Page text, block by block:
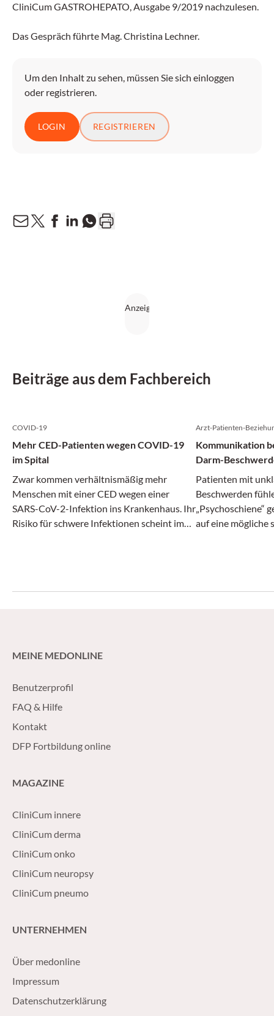
CliniCum GASTROHEPATO, Ausgabe 9/2019 nachzulesen.
Das Gespräch führte Mag. Christina Lechner.
Um den Inhalt zu sehen, müssen Sie sich einloggen
oder registrieren.
LOGIN REGISTRIEREN
Beiträge aus dem Fachbereich
COVID-19
Mehr CED-Patienten wegen COVID-19
im Spital
Zwar kommen verhältnismäßig mehr
Menschen mit einer CED wegen einer
SARS-CoV-2-Infektion ins Krankenhaus. Ihr
Risiko für schwere Infektionen scheint im
Arzt-Patienten-
Kommunikation
Darm-
Patienten mit
Beschwerden
„Psychoschiene“
auf eine mögliche
MEINE MEDONLINE
Benutzerprofil
FAQ & Hilfe
Kontakt
DFP Fortbildung online
MAGAZINE
CliniCum innere
CliniCum derma
CliniCum onko
CliniCum neuropsy
CliniCum pneumo
UNTERNEHMEN
Über medonline
Impressum
Datenschutzerklärung